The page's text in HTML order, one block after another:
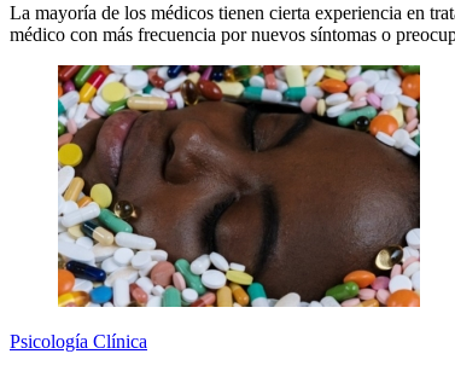
La mayoría de los médicos tienen cierta experiencia en
médico con más frecuencia por nuevos síntomas o
Psicología Clínica